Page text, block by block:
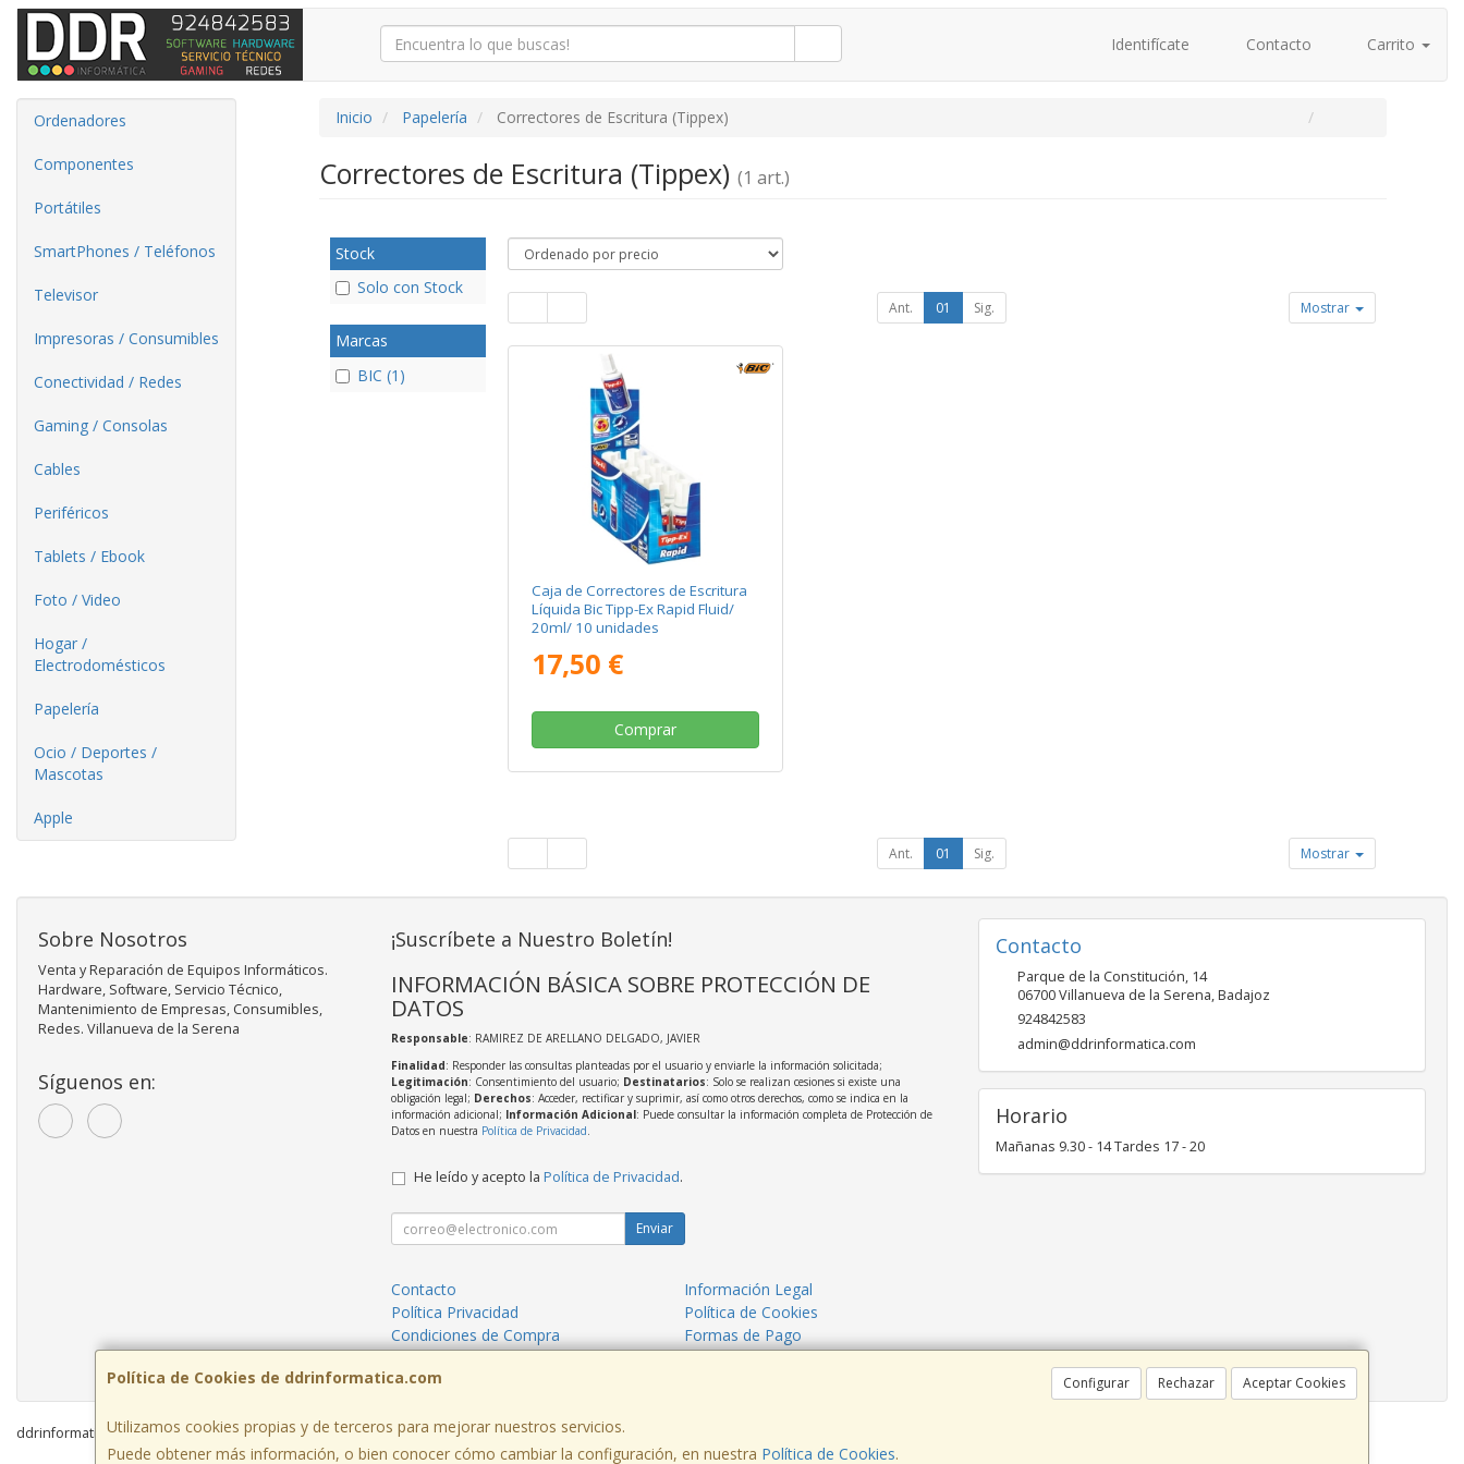
Identifícate Contacto Carrito
Ordenadores
Componentes
Portátiles
SmartPhones / Teléfonos
Televisor
Impresoras / Consumibles
Conectividad / Redes
Gaming / Consolas
Cables
Periféricos
Tablets / Ebook
Foto / Video
Hogar /
Electrodomésticos
Papelería
Ocio / Deportes /
Mascotas
Apple
Inicio Papelería Correctores de Escritura (Tippex)
Correctores de Escritura (Tippex) (1 art.)
Stock
Solo con Stock
Marcas
BIC (1)
Ant. 01 Sig. Mostrar
Caja de Correctores de Escritura
Líquida Bic Tipp-Ex Rapid Fluid/
20ml/ 10 unidades
17,50 €
Comprar
Ant. 01 Sig. Mostrar
Política de Cookies de ddrinformatica.com Configurar Rechazar Aceptar Cookies
Utilizamos cookies propias y de terceros para mejorar nuestros servicios.
Puede obtener más información, o bien conocer cómo cambiar la configuración, en nuestra Política de Cookies.
Sobre Nosotros
Venta y Reparación de Equipos Informáticos.
Hardware, Software, Servicio Técnico,
Mantenimiento de Empresas, Consumibles,
Redes. Villanueva de la Serena
Síguenos en:
¡Suscríbete a Nuestro Boletín!
INFORMACIÓN BÁSICA SOBRE PROTECCIÓN DE
DATOS
Responsable: RAMIREZ DE ARELLANO DELGADO, JAVIER
Finalidad: Responder las consultas planteadas por el usuario y enviarle la información solicitada;
Legitimación: Consentimiento del usuario; Destinatarios: Solo se realizan cesiones si existe una
obligación legal; Derechos: Acceder, rectificar y suprimir, así como otros derechos, como se indica en la
información adicional; Información Adicional: Puede consultar la información completa de Protección de
Datos en nuestra Política de Privacidad.
He leído y acepto la Política de Privacidad.
Enviar
Contacto
Información Legal
Política Privacidad
Política de Cookies
Condiciones de Compra
Formas de Pago
Contacto
Parque de la Constitución, 14
06700Villanueva de la Serena,Badajoz
924842583
admin@ddrinformatica.com
Horario
Mañanas 9.30 - 14 Tardes 17 - 20
ddrinformatica.com © 2026
, , , , España. - C.I.F.: 53260680V - Tfno: